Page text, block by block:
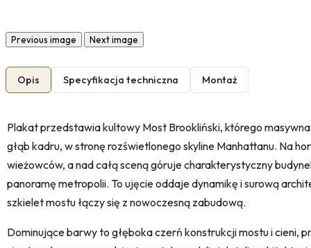
Previous image Next image
Opis Specyfikacja techniczna Montaż
Plakat przedstawia kultowy Most Brookliński, którego
głąb kadru, w stronę rozświetlonego skyline Manhattanu. Na
wieżowców, a nad całą sceną góruje charakterystyczny
panoramę metropolii. To ujęcie oddaje dynamikę i surową
szkielet mostu łączy się z nowoczesną zabudową.
Dominujące barwy to głęboka czerń konstrukcji mostu i cieni,